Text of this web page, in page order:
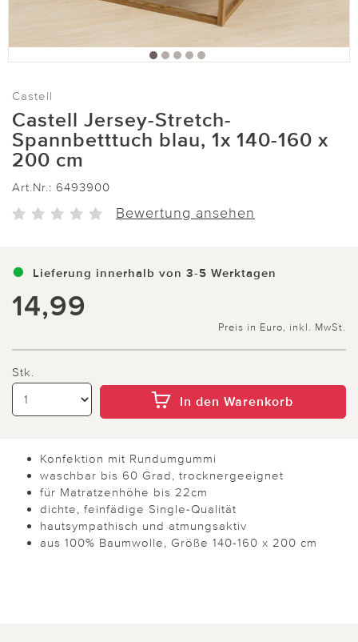
Castell
Castell Jersey-Stretch-
Spannbetttuch blau, 1x 140-160 x
200 cm
Art.Nr.: 6493900
Bewertung ansehen
Lieferung innerhalb von 3-5 Werktagen
14,99
Preis in Euro, inkl. MwSt.
Stk.
In den Warenkorb
Konfektion mit Rundumgummi
waschbar bis 60 Grad, trocknergeeignet
für Matratzenhöhe bis 22cm
dichte, feinfädige Single-Qualität
hautsympathisch und atmungsaktiv
aus 100% Baumwolle, Größe 140-160 x 200 cm